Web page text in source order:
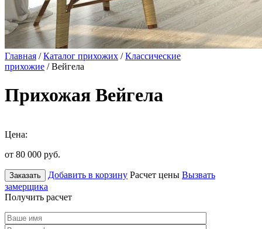
Главная /Каталог прихожих /Классические
прихожие / Вейгела
Прихожая Вейгела
Цена:
от 80 000 руб.
Заказать Добавить в корзину Расчет цены Вызвать
замерщика
Получить расчет